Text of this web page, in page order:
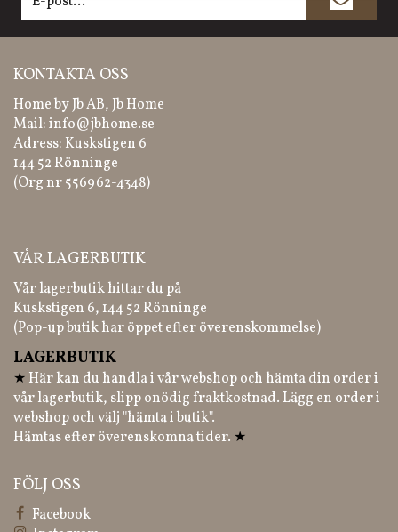
KONTAKTA OSS
Home by Jb AB, Jb Home
Mail:info@jbhome.se
Adress: Kuskstigen 6
144 52 Rönninge
(Org nr 556962-4348)
VÅR LAGERBUTIK
Vår lagerbutik hittar du på
Kuskstigen 6, 144 52 Rönninge
(Pop-up butik har öppet efter överenskommelse)
LAGERBUTIK
★ Här kan du handla i vår webshop och hämta din order i
vår lagerbutik, slipp onödig fraktkostnad. Lägg en order i
webshop och välj "hämta i butik".
Hämtas efter överenskomna tider. ★
FÖLJ OSS
Facebook